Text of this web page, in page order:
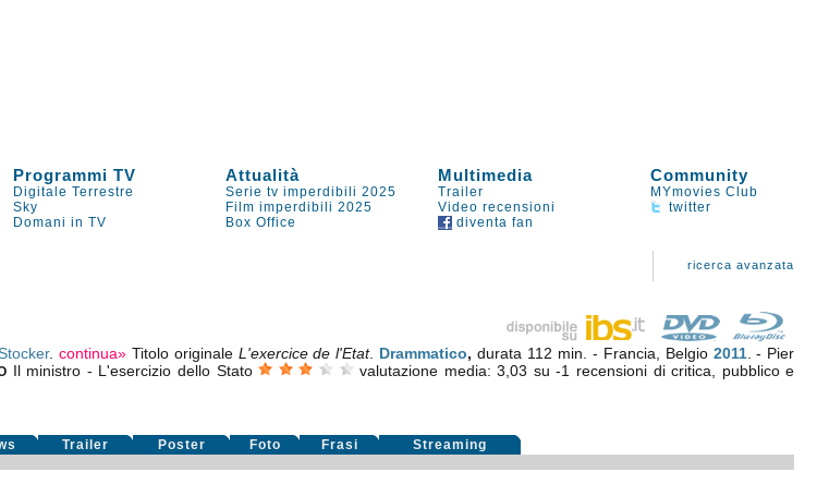
Programmi TV Attualità Multimedia Community
Digitale Terrestre Serie tv imperdibili 2025 Trailer
MYmovies Club
Sky Film imperdibili 2025 Video recensioni
twitter
Domani in TV Box Office diventa fan
ricerca avanzata
. continua» Titolo originale L'exercice de l'Etat. Drammatico,durata 112 min. - Francia, Belgio 2011. - Pier
Il ministro - L'esercizio dello Stato valutazione media:3,03 su-1
recensioni di critica, pubblico e
Trailer Poster Foto Frasi Streaming